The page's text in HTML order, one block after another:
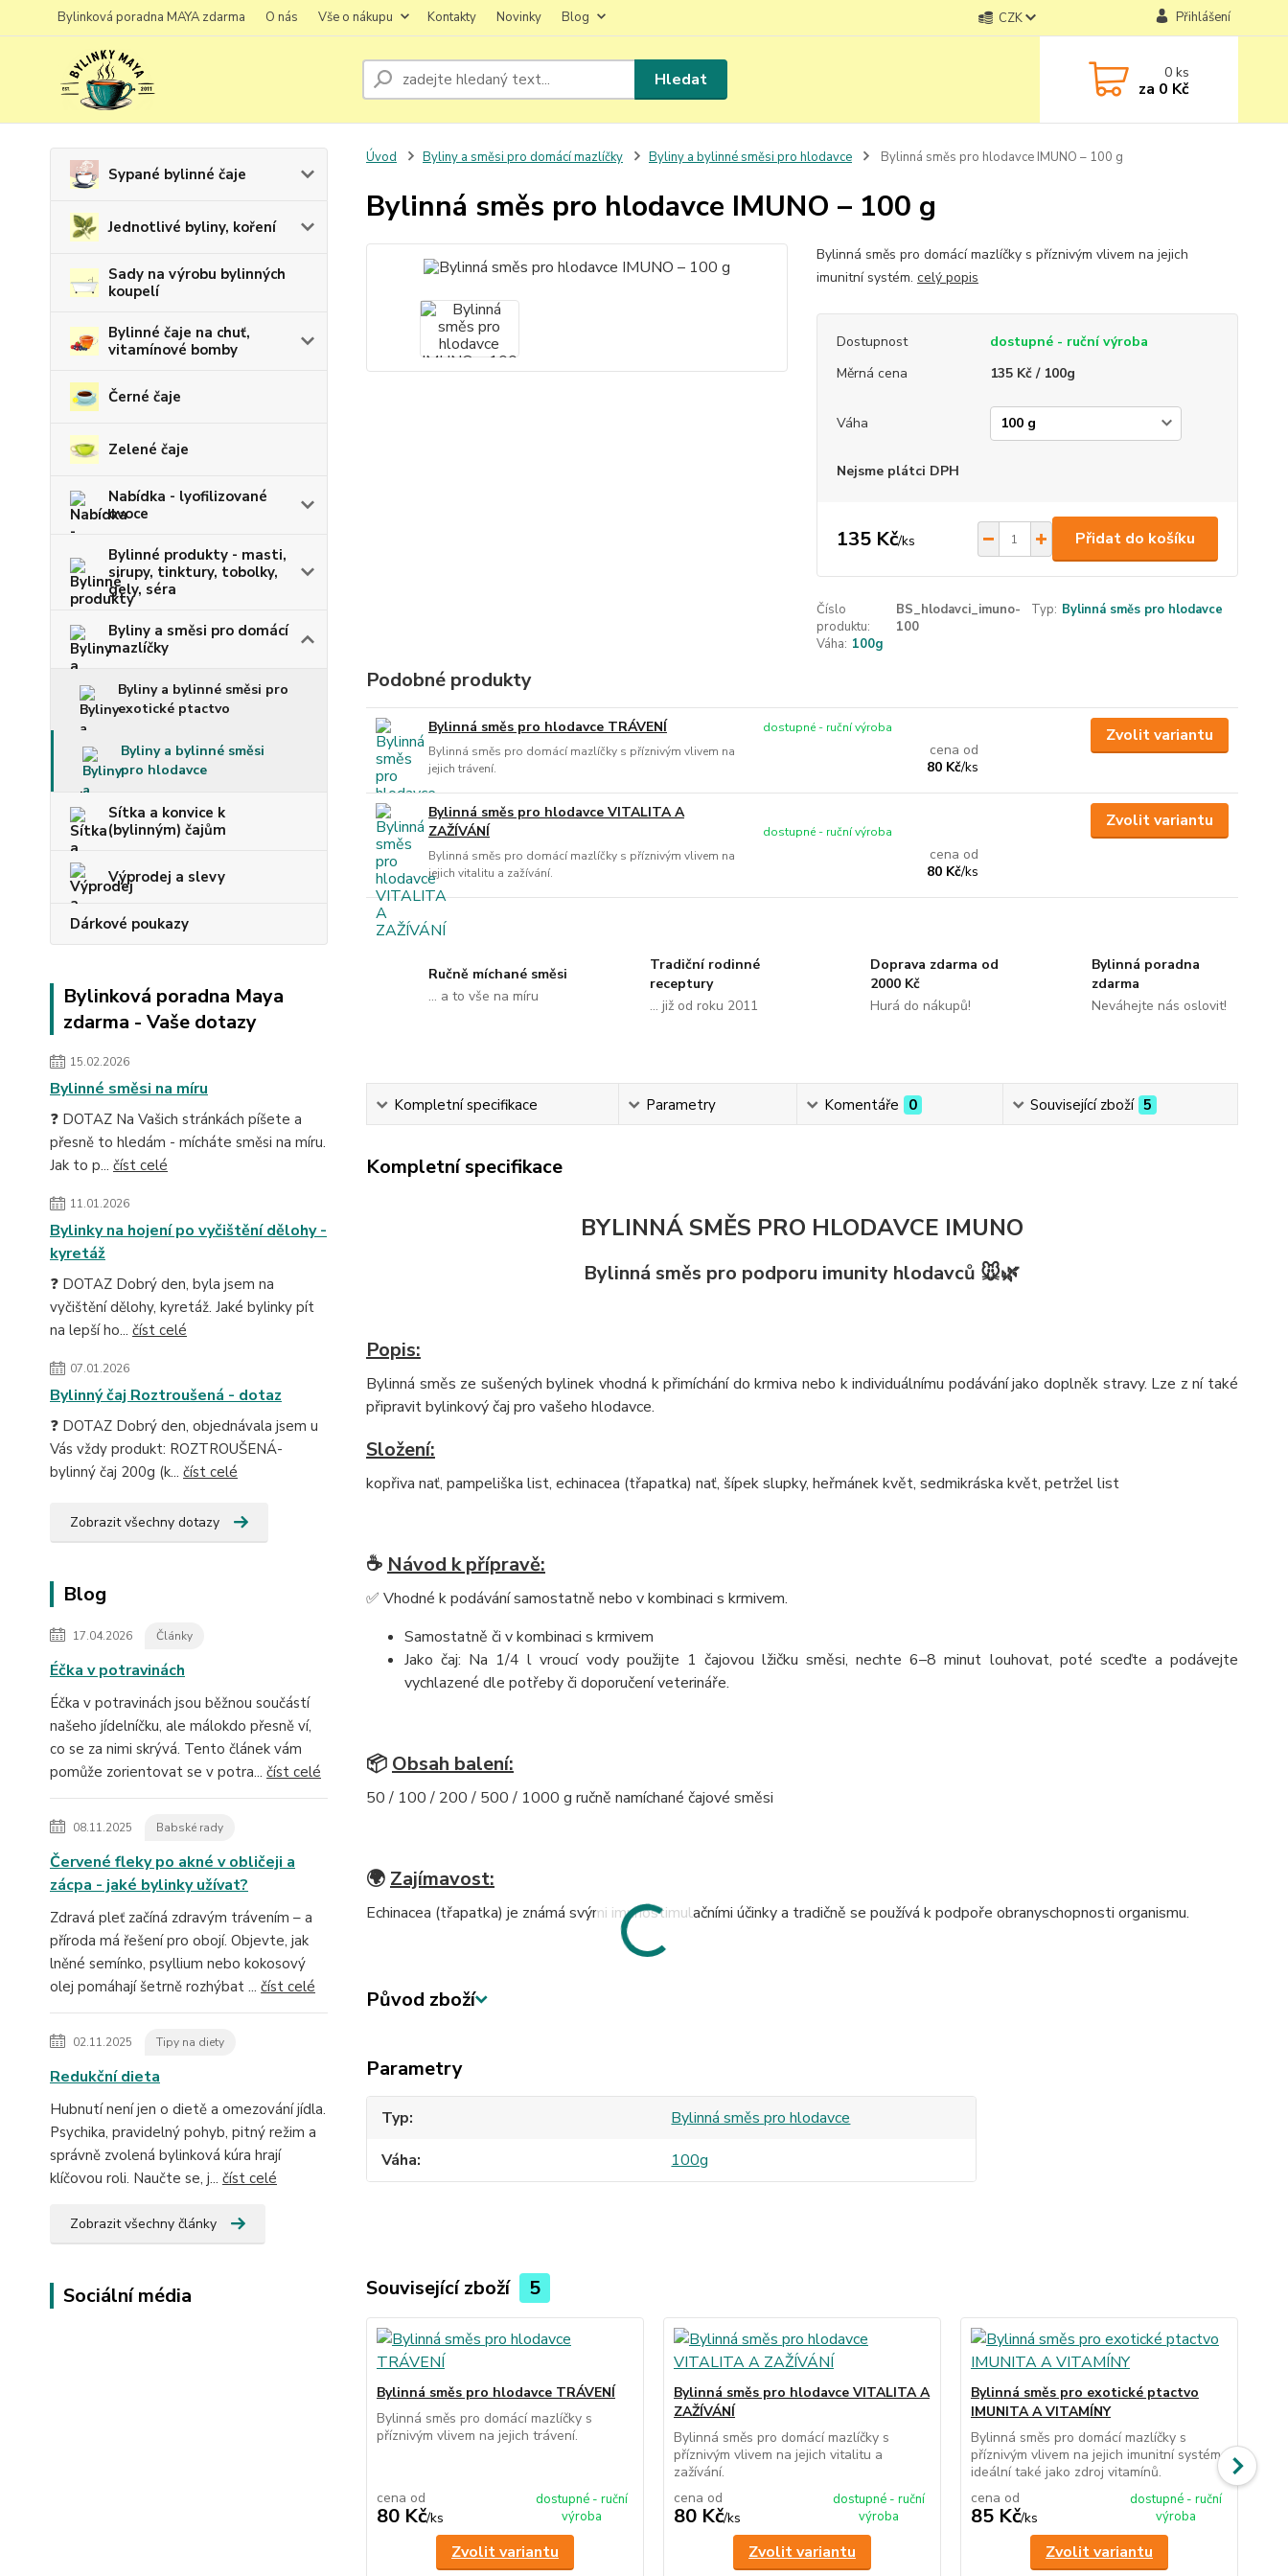
Bylinková poradna MAYA zdarma O nás Vše o nákupu Kontakty Novinky Blog CZK Přihlášení
Hledat 0ks
za 0 Kč
Sypané bylinné čaje
Jednotlivé byliny, koření
Sady na výrobu bylinných
koupelí
Bylinné čaje na chuť,
vitamínové bomby
Černé čaje
Zelené čaje
Nabídka - lyofilizované
ovoce
Bylinné produkty - masti,
sirupy, tinktury, tobolky,
gely, séra
Byliny a směsi pro domácí
mazlíčky
Byliny a bylinné směsi pro
exotické ptactvo
Byliny a bylinné směsi
pro hlodavce
Sítka a konvice k
(bylinným) čajům
Výprodej a slevy
Dárkové poukazy
Bylinková poradna Maya
zdarma - Vaše dotazy
15.02.2026
Bylinné směsi na míru
❓ DOTAZ Na Vašich stránkách píšete a
přesně to hledám - mícháte směsi na míru.
Jak to p... číst celé
11.01.2026
Bylinky na hojení po vyčištění dělohy -
kyretáž
❓ DOTAZ Dobrý den, byla jsem na
vyčištění dělohy, kyretáž. Jaké bylinky pít
na lepší ho... číst celé
07.01.2026
Bylinný čaj Roztroušená - dotaz
❓ DOTAZ Dobrý den, objednávala jsem u
Vás vždy produkt: ROZTROUŠENÁ-
bylinný čaj 200g (k... číst celé
Zobrazit všechny dotazy
Blog
17.04.2026 Články
Éčka v potravinách
Éčka v potravinách jsou běžnou součástí
našeho jídelníčku, ale málokdo přesně ví,
co se za nimi skrývá. Tento článek vám
pomůže zorientovat se v potra... číst celé
08.11.2025 Babské rady
Červené fleky po akné v obličeji a
zácpa - jaké bylinky užívat?
Zdravá pleť začíná zdravým trávením – a
příroda má řešení pro obojí. Objevte, jak
lněné semínko, psyllium nebo kokosový
olej pomáhají šetrně rozhýbat ... číst celé
02.11.2025 Tipy na diety
Redukční dieta
Hubnutí není jen o dietě a omezování jídla.
Psychika, pravidelný pohyb, pitný režim a
správně zvolená bylinková kúra hrají
klíčovou roli. Naučte se, j... číst celé
Zobrazit všechny články
Sociální média
Úvod Byliny a směsi pro domácí mazlíčky Byliny a bylinné směsi pro hlodavce Bylinná směs pro hlodavce IMUNO – 100 g
Bylinná směs pro hlodavce IMUNO – 100 g
Bylinná směs pro domácí mazlíčky s příznivým vlivem na jejich
imunitní systém. celý popis
Dostupnost
dostupné - ruční výroba
Měrná cena
135 Kč / 100g
Váha
Nejsme plátci DPH
135 Kč/ks Přidat do košíku
Číslo
produktu:
BS_hlodavci_imuno-
100
Typ: Bylinná směs pro hlodavce
Váha: 100g
Podobné produkty
Bylinná směs pro hlodavce TRÁVENÍ
Bylinná směs pro domácí mazlíčky s příznivým vlivem na
jejich trávení.
cena od
80 Kč/ks
dostupné - ruční výroba Zvolit variantu
Bylinná směs pro hlodavce VITALITA A
ZAŽÍVÁNÍ
Bylinná směs pro domácí mazlíčky s příznivým vlivem na
jejich vitalitu a zažívání.
cena od
80 Kč/ks
dostupné - ruční výroba
Zvolit variantu
Ručně míchané směsi
... a to vše na míru
Tradiční rodinné
receptury
... již od roku 2011
Doprava zdarma od
2000 Kč
Hurá do nákupů!
Bylinná poradna
zdarma
Neváhejte nás oslovit!
Kompletní specifikace Parametry Komentáře 0 Související zboží 5
Kompletní specifikace
BYLINNÁ SMĚS PRO HLODAVCE IMUNO
Bylinná směs pro podporu imunity hlodavců 🐭🌿
Popis:
Bylinná směs ze sušených bylinek vhodná k přimíchání do krmiva nebo k individuálnímu podávání jako doplněk stravy. Lze z ní také
připravit bylinkový čaj pro vašeho hlodavce.
Složení:
kopřiva nať, pampeliška list, echinacea (třapatka) nať, šípek slupky, heřmánek květ, sedmikráska květ, petržel list
☕ Návod k přípravě:
✅ Vhodné k podávání samostatně nebo v kombinaci s krmivem.
Samostatně či v kombinaci s krmivem
Jako čaj: Na 1/4 l vroucí vody použijte 1 čajovou lžičku směsi, nechte 6–8 minut louhovat, poté sceďte a podávejte
vychlazené dle potřeby či doporučení veterináře.
📦 Obsah balení:
50 / 100 / 200 / 500 / 1000 g ručně namíchané čajové směsi
🌍 Zajímavost:
Echinacea (třapatka) je známá svými imunostimulačními účinky a tradičně se používá k podpoře obranyschopnosti organismu.
Původ zboží
Parametry
Typ
Bylinná směs pro hlodavce
Váha
100g
Související zboží 5
Bylinná směs pro hlodavce TRÁVENÍ
Bylinná směs pro domácí mazlíčky s
příznivým vlivem na jejich trávení.
cena od
80 Kč/ks
dostupné - ruční
výroba
Zvolit variantu
Bylinná směs pro hlodavce VITALITA A
ZAŽÍVÁNÍ
Bylinná směs pro domácí mazlíčky s
příznivým vlivem na jejich vitalitu a
zažívání.
cena od
80 Kč/ks
dostupné - ruční
výroba
Zvolit variantu
Bylinná směs pro exotické ptactvo
IMUNITA A VITAMÍNY
Bylinná směs pro domácí mazlíčky s
příznivým vlivem na jejich imunitní systém,
ideální také jako zdroj vitamínů.
cena od
85 Kč/ks
dostupné - ruční
výroba
Zvolit variantu